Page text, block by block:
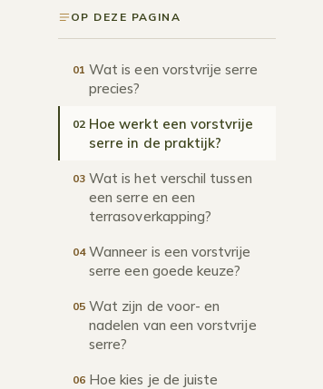
OP DEZE PAGINA
01 Wat is een vorstvrije serre
precies?
02 Hoe werkt een vorstvrije
serre in de praktijk?
03 Wat is het verschil tussen
een serre en een
terrasoverkapping?
04 Wanneer is een vorstvrije
serre een goede keuze?
05 Wat zijn de voor- en
nadelen van een vorstvrije
serre?
06 Hoe kies je de juiste